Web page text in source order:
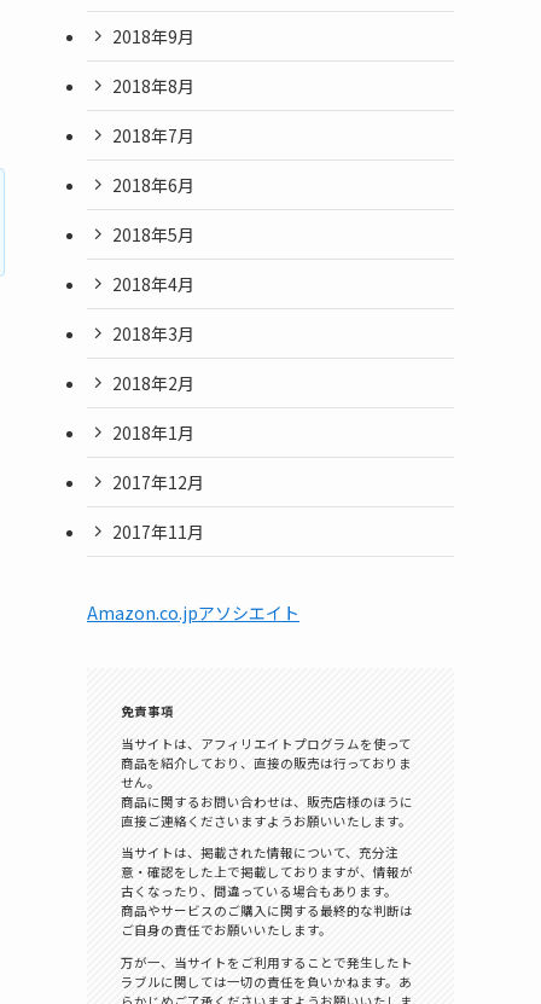
2018年9月
2018年8月
2018年7月
2018年6月
2018年5月
2018年4月
2018年3月
2018年2月
2018年1月
2017年12月
2017年11月
Amazon.co.jpアソシエイト
免責事項
当サイトは、アフィリエイトプログラムを使って
商品を紹介しており、直接の販売は行っておりま
せん。
商品に関するお問い合わせは、販売店様のほうに
直接ご連絡くださいますようお願いいたします。
当サイトは、掲載された情報について、充分注
意・確認をした上で掲載しておりますが、情報が
古くなったり、間違っている場合もあります。
商品やサービスのご購入に関する最終的な判断は
ご自身の責任でお願いいたします。
万が一、当サイトをご利用することで発生したト
ラブルに関しては一切の責任を負いかねます。あ
らかじめご了承くださいますようお願いいたしま